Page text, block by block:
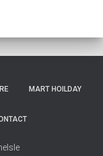
MART HOILDAY